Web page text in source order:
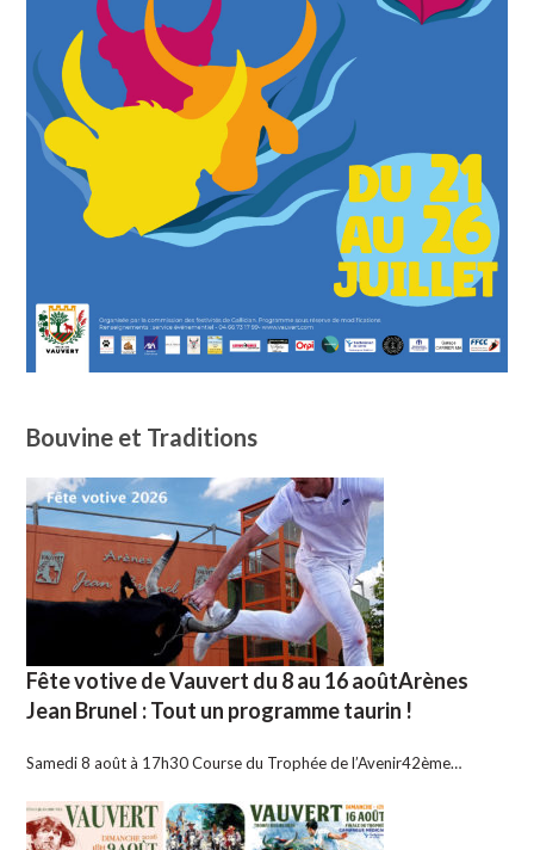
Bouvine et Traditions
Fête votive de Vauvert du 8 au 16 aoûtArènes
Jean Brunel : Tout un programme taurin !
Samedi 8 août à 17h30 Course du Trophée de l’Avenir42ème…